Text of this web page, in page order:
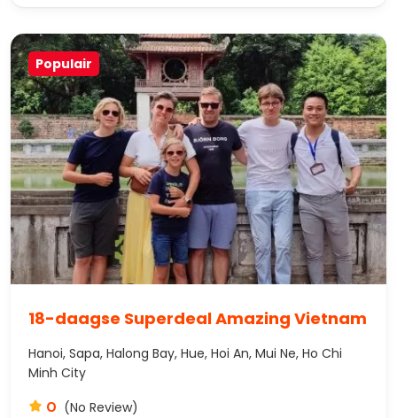
Populair
18-daagse Superdeal Amazing Vietnam
Hanoi, Sapa, Halong Bay, Hue, Hoi An, Mui Ne, Ho Chi
Minh City
0 (No Review)